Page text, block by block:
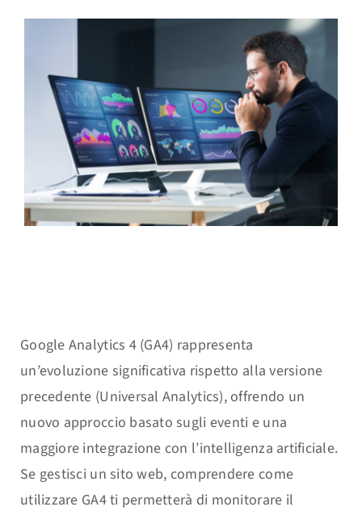
Google Analytics 4 (GA4) rappresenta
un’evoluzione significativa rispetto alla versione
precedente (Universal Analytics), offrendo un
nuovo approccio basato sugli eventi e una
maggiore integrazione con l’intelligenza artificiale.
Se gestisci un sito web, comprendere come
utilizzare GA4 ti permetterà di monitorare il